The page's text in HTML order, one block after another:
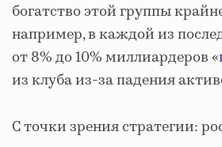
богатство этой группы
например, в каждой из
от 8% до 10% миллиардеров «
из клуба из-за падения
С точки зрения стратегии: